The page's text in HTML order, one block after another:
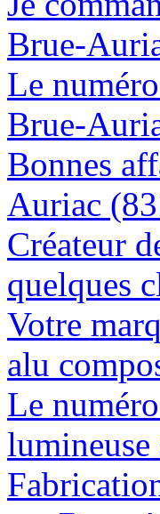
Brue-
Le
Brue-
Bonnes
Auriac
Créateur
quelques
Votre
alu
Le